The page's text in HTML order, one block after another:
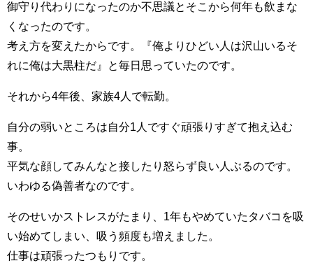
御守り代わりになったのか不思議とそこから何年も飲まな
くなったのです。
考え方を変えたからです。『俺よりひどい人は沢山いるそ
れに俺は大黒柱だ』と毎日思っていたのです。
それから4年後、家族4人で転勤。
自分の弱いところは自分1人ですぐ頑張りすぎて抱え込む
事。
平気な顔してみんなと接したり怒らず良い人ぶるのです。
いわゆる偽善者なのです。
そのせいかストレスがたまり、1年もやめていたタバコを吸
い始めてしまい、吸う頻度も増えました。
仕事は頑張ったつもりです。